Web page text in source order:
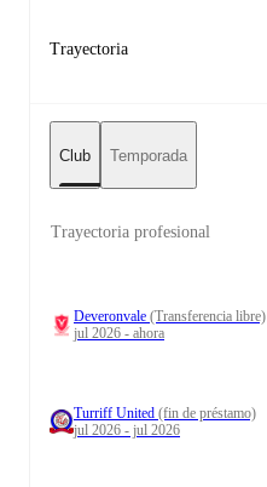
Trayectoria
Club Temporada
Trayectoria profesional
Deveronvale (Transferencia libre)
jul 2026 - ahora
Turriff United (fin de préstamo)
jul 2026 - jul 2026